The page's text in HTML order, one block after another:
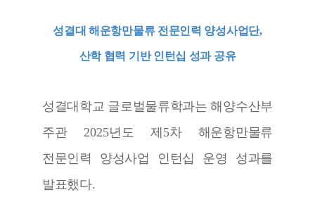
성결대 해운항만물류 전문인력 양성사업단,
산학 협력 기반 인턴십 성과 공유
성결대학교 글로벌물류학과는 해양수산부
주관 2025년도 제 5차 해운항만물류
전문인력 양성사업 인턴십 운영 성과를
발표했다.